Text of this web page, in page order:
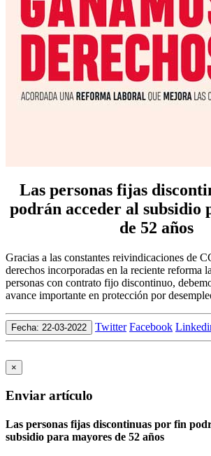
Las personas fijas
podrán acceder al subsidio
de 52 años
Gracias a las constantes reivindicaciones de
derechos incorporadas en la reciente reforma
personas con contrato fijo discontinuo,
avance importante en protección por
Fecha: 22-03-2022 Twitter Facebook
×
Enviar artículo
Las personas fijas discontinuas por fin
subsidio para mayores de 52 años